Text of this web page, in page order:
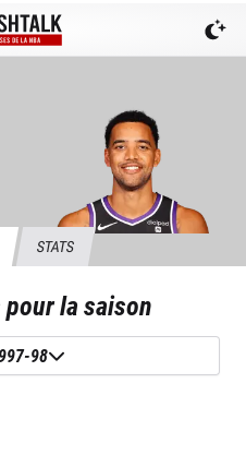
STATS
pour la saison
98